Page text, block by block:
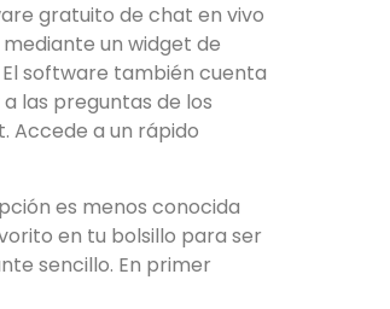
gratuito de chat en vivo
un widget de
software también cuenta
las preguntas de los
Accede a un rápido
es menos conocida
en tu bolsillo para ser
sencillo. En primer